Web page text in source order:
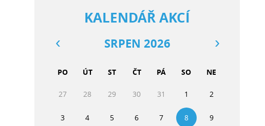
KALENDÁŘ AKCÍ
SRPEN 2026
PO ÚT ST ČT PÁ SO NE
27 28 29 30 31 1 2
3 4 5 6 7 8 9